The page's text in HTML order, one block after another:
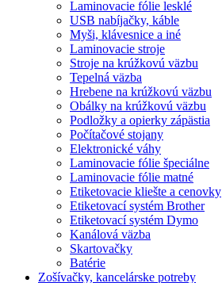
Laminovacie fólie lesklé
USB nabíjačky, káble
Myši, klávesnice a iné
Laminovacie stroje
Stroje na krúžkovú väzbu
Tepelná väzba
Hrebene na krúžkovú väzbu
Obálky na krúžkovú väzbu
Podložky a opierky zápästia
Počítačové stojany
Elektronické váhy
Laminovacie fólie špeciálne
Laminovacie fólie matné
Etiketovacie kliešte a cenovky
Etiketovací systém Brother
Etiketovací systém Dymo
Kanálová väzba
Skartovačky
Batérie
Zošívačky, kancelárske potreby